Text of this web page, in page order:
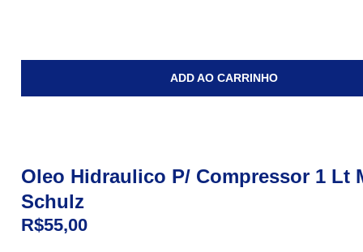
ADD AO CARRINHO
Oleo Hidraulico P/ Compressor 1 Lt
Schulz
R$55,00